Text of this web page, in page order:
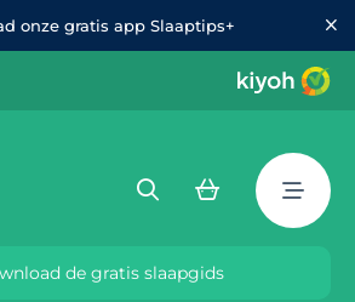
onze gratis app Slaaptips+
de gratis slaapgids